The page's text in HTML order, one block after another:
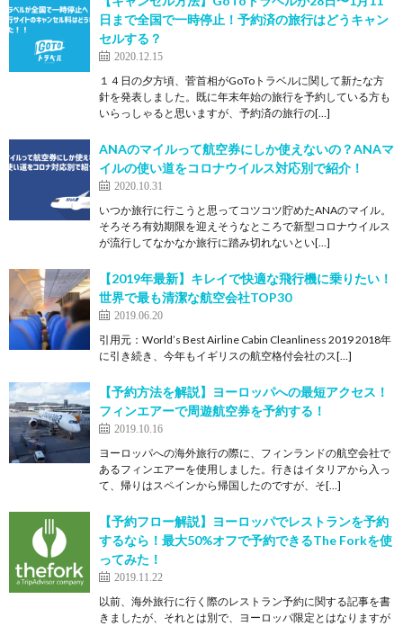
日まで全国で一時停止！予約済の旅行はどうキャン
セルする？
2020.12.15
１４日の夕方頃、菅首相がGoToトラベルに関して新たな方
針を発表しました。既に年末年始の旅行を予約している方も
いらっしゃると思いますが、予約済の旅行の[…]
ANAのマイルって航空券にしか使えないの？ANAマ
イルの使い道をコロナウイルス対応別で紹介！
2020.10.31
いつか旅行に行こうと思ってコツコツ貯めたANAのマイル。
そろそろ有効期限を迎えそうなところで新型コロナウイルス
が流行してなかなか旅行に踏み切れないとい[…]
【2019年最新】キレイで快適な飛行機に乗りたい！
世界で最も清潔な航空会社TOP30
2019.06.20
引用元：World’s Best Airline Cabin Cleanliness 2019 2018年
に引き続き、今年もイギリスの航空格付会社のス[…]
【予約方法を解説】ヨーロッパへの最短アクセス！
フィンエアーで周遊航空券を予約する！
2019.10.16
ヨーロッパへの海外旅行の際に、フィンランドの航空会社で
あるフィンエアーを使用しました。行きはイタリアから入っ
て、帰りはスペインから帰国したのですが、そ[…]
【予約フロー解説】ヨーロッパでレストランを予約
するなら！最大50%オフで予約できるThe Forkを使
ってみた！
2019.11.22
以前、海外旅行に行く際のレストラン予約に関する記事を書
きましたが、それとは別で、ヨーロッパ限定とはなりますが